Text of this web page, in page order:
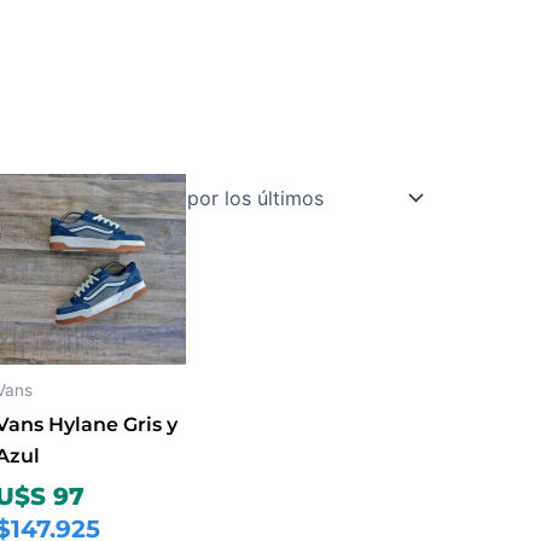
Hylane Gris y
97
Este
producto
tiene
múltiples
variantes.
Las
pueden